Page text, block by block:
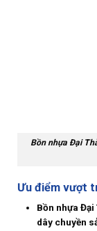
Bồn nhựa Đại
Ưu điểm vượt
Bồn nhựa
dây chuyền